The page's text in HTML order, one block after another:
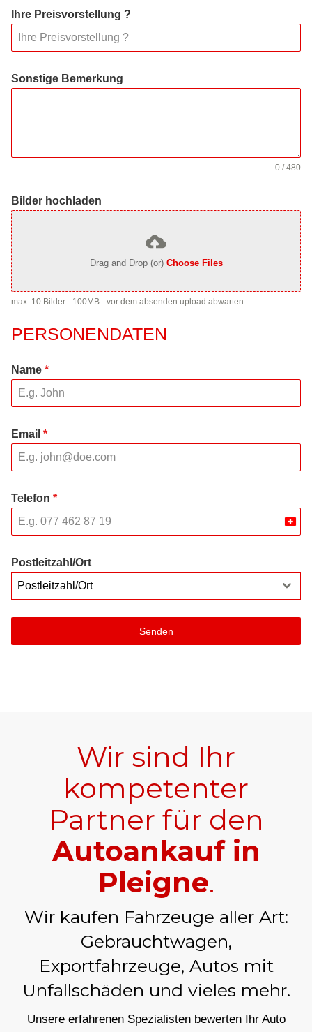
Ihre Preisvorstellung ?
Sonstige Bemerkung
0 / 480
Bilder hochladen
Drag and Drop (or) Choose Files
max. 10 Bilder - 100MB - vor dem absenden upload abwarten
PERSONENDATEN
Name *
Email *
Telefon *
Postleitzahl/Ort
Postleitzahl/Ort
Senden
Wir sind Ihr
kompetenter
Partner für den
Autoankauf in
Pleigne.
Wir kaufen Fahrzeuge aller Art:
Gebrauchtwagen,
Exportfahrzeuge, Autos mit
Unfallschäden und vieles mehr.
Unsere erfahrenen Spezialisten bewerten Ihr Auto